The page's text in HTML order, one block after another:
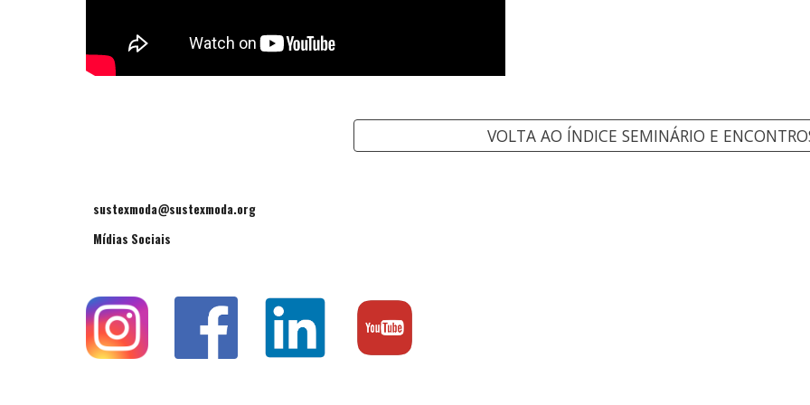
VOLTA AO ÍNDICE SEMINÁRIO E
sustexmoda@sustexmoda.org
Mídias Sociais